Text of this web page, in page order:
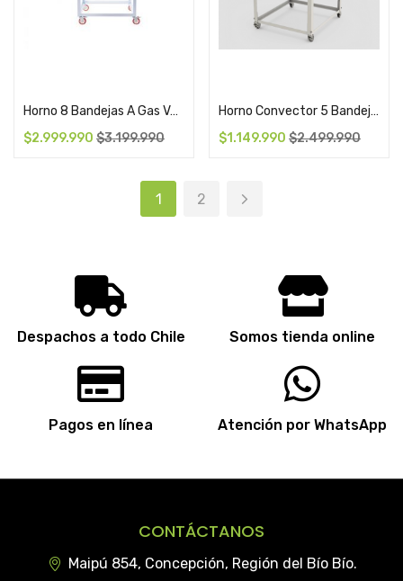
Horno 8 Bandejas A Gas Ventus
$2.999.990 $3.199.990
Horno Convector 5 Bandejas Progas
$1.149.990 $2.499.990
1 2
Despachos a todo Chile Somos tienda online
Pagos en línea Atención por WhatsApp
CONTÁCTANOS
Maipú 854, Concepción, Región del Bío Bío.